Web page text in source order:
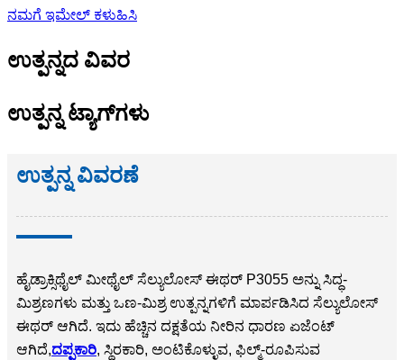
ನಮಗೆ ಇಮೇಲ್ ಕಳುಹಿಸಿ
ಉತ್ಪನ್ನದ ವಿವರ
ಉತ್ಪನ್ನ ಟ್ಯಾಗ್‌ಗಳು
ಉತ್ಪನ್ನ ವಿವರಣೆ
ಹೈಡ್ರಾಕ್ಸಿಥೈಲ್ ಮೀಥೈಲ್ ಸೆಲ್ಯುಲೋಸ್ ಈಥರ್ P3055 ಅನ್ನು ಸಿದ್ಧ-
ಮಿಶ್ರಣಗಳು ಮತ್ತು ಒಣ-ಮಿಶ್ರ ಉತ್ಪನ್ನಗಳಿಗೆ ಮಾರ್ಪಡಿಸಿದ ಸೆಲ್ಯುಲೋಸ್
ಈಥರ್ ಆಗಿದೆ. ಇದು ಹೆಚ್ಚಿನ ದಕ್ಷತೆಯ ನೀರಿನ ಧಾರಣ ಏಜೆಂಟ್
ಆಗಿದೆ,ದಪ್ಪಕಾರಿ, ಸ್ಥಿರಕಾರಿ, ಅಂಟಿಕೊಳ್ಳುವ, ಫಿಲ್ಮ್-ರೂಪಿಸುವ